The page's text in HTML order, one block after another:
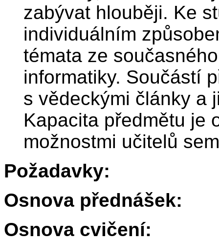
zabývat hlouběji. Ke
individuálním
témata ze
informatiky. Součástí
s vědeckými články a
Kapacita předmětu je
možnostmi učitelů
Požadavky:
Osnova přednášek:
Osnova cvičení: